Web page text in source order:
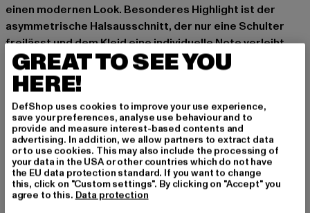
einen modernen Look. Besonderes Highlight ist der
asymmetrische Halsausschnitt, der nur eine Schulter
freilässt und dem Kleid eine individuelle Note verleiht.
Ob mit Sneakern für den entspannten Street-Style oder
elegant kombiniert mit Heels – dieses Key-Piece passt
sich mühelos jedem Anlass an und bringt lässige Eleganz
in deine Garderobe.
Tillfälle: Fest, somrig, klassisk, Casual
Halsringning: Asymmetrisk halsringning
typ av hylsa: Ärmlös
Skär: Figurnära
Varumärke: Urban Classics
GREAT TO SEE YOU
HERE!
DefShop uses cookies to improve your use experience,
save your preferences, analyse use behaviour and to
provide and measure interest-based contents and
advertising. In addition, we allow partners to extract data
or to use cookies. This may also include the processing of
your data in the USA or other countries which do not have
the EU data protection standard. If you want to change
this, click on "Custom settings". By clicking on "Accept" you
agree to this. Data protection